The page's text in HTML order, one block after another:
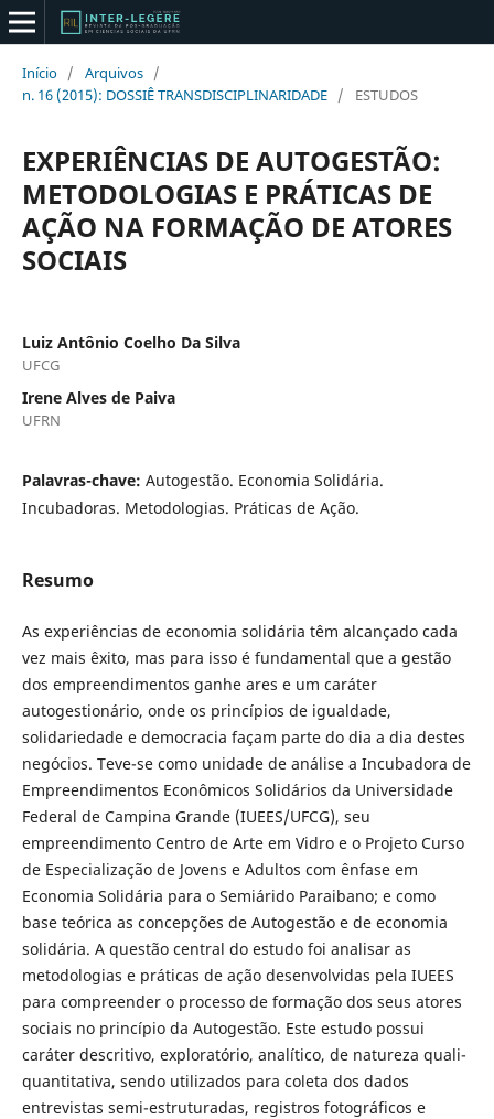
Início / Arquivos /
n. 16 (2015): DOSSIÊ TRANSDISCIPLINARIDADE / ESTUDOS
EXPERIÊNCIAS DE AUTOGESTÃO:
METODOLOGIAS E PRÁTICAS DE
AÇÃO NA FORMAÇÃO DE ATORES
SOCIAIS
Luiz Antônio Coelho Da Silva
UFCG
Irene Alves de Paiva
UFRN
Palavras-chave: Autogestão. Economia Solidária.
Incubadoras. Metodologias. Práticas de Ação.
Resumo
As experiências de economia solidária têm alcançado cada
vez mais êxito, mas para isso é fundamental que a gestão
dos empreendimentos ganhe ares e um caráter
autogestionário, onde os princípios de igualdade,
solidariedade e democracia façam parte do dia a dia destes
negócios. Teve-se como unidade de análise a Incubadora de
Empreendimentos Econômicos Solidários da Universidade
Federal de Campina Grande (IUEES/UFCG), seu
empreendimento Centro de Arte em Vidro e o Projeto Curso
de Especialização de Jovens e Adultos com ênfase em
Economia Solidária para o Semiárido Paraibano; e como
base teórica as concepções de Autogestão e de economia
solidária. A questão central do estudo foi analisar as
metodologias e práticas de ação desenvolvidas pela IUEES
para compreender o processo de formação dos seus atores
sociais no princípio da Autogestão. Este estudo possui
caráter descritivo, exploratório, analítico, de natureza quali-
quantitativa, sendo utilizados para coleta dos dados
entrevistas semi-estruturadas, registros fotográficos e